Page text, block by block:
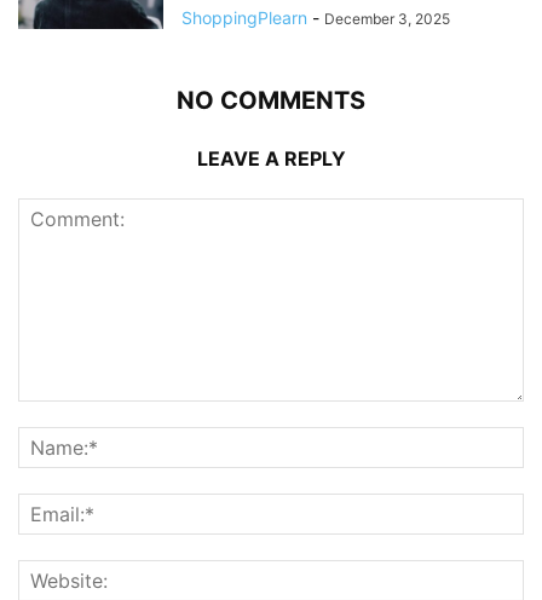
ShoppingPlearn - December 3, 2025
NO COMMENTS
LEAVE A REPLY